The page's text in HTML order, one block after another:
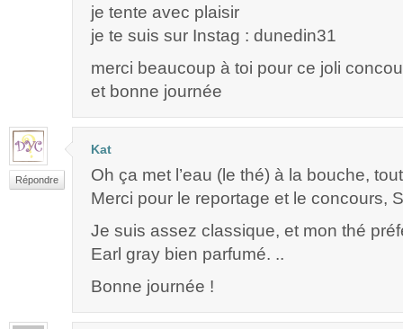
je tente avec plaisir
je te suis sur Instag : dunedin31
merci beaucoup à toi pour ce joli
et bonne journée
Répondre
Kat
Oh ça met l’eau (le thé) à la bouche,
Merci pour le reportage et le concours,
Je suis assez classique, et mon thé
Earl gray bien parfumé. ..
Bonne journée !